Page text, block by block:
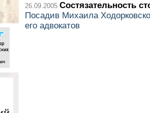
26.09.2005 Состязательность
Посадив Михаила
его адвокатов